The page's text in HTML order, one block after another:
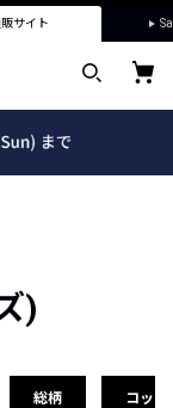
サイト
)
総柄 コット